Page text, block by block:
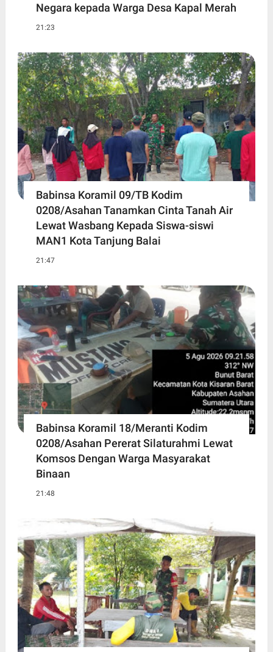
Negara kepada Warga Desa Kapal Merah
21:23
Babinsa Koramil 09/TB Kodim
0208/Asahan Tanamkan Cinta Tanah Air
Lewat Wasbang Kepada Siswa-siswi
MAN1 Kota Tanjung Balai
21:47
Babinsa Koramil 18/Meranti Kodim
0208/Asahan Pererat Silaturahmi Lewat
Komsos Dengan Warga Masyarakat
Binaan
21:48